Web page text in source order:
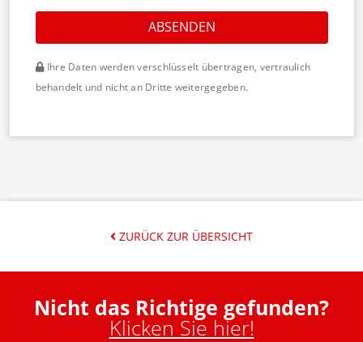
ABSENDEN
Ihre Daten werden verschlüsselt übertragen, vertraulich
behandelt und nicht an Dritte weitergegeben.
ZURÜCK ZUR ÜBERSICHT
Nicht das Richtige gefunden?
Klicken Sie hier!